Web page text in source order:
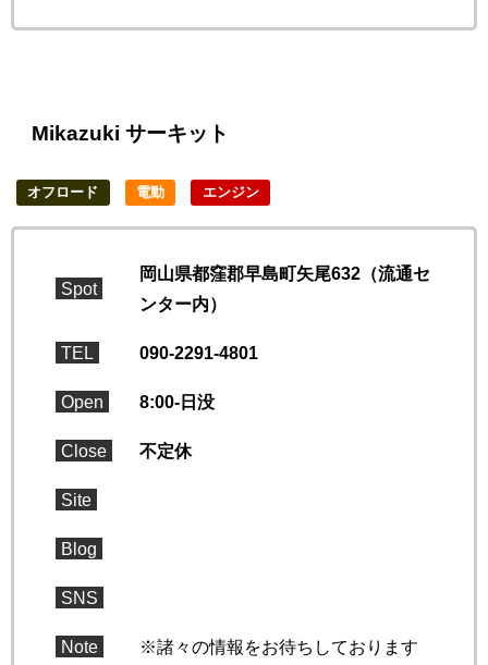
Mikazuki サーキット
オフロード 電動 エンジン
Spot
岡山県都窪郡早島町矢尾632（流通セ
ンター内）
TEL 090-2291-4801
Open 8:00-日没
Close 不定休
Site
Blog
SNS
Note ※諸々の情報をお待ちしております